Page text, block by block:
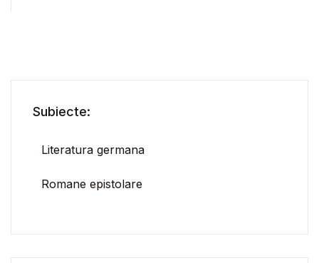
Subiecte:
Literatura germana
Romane epistolare